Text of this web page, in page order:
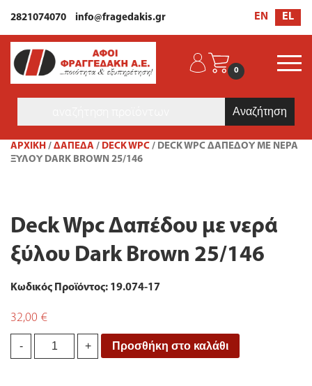
2821074070 info@fragedakis.gr EN EL
0
ΑΡΧΙΚΉ / ΔΑΠΕΔΑ / DECK WPC / DECK WPC ΔΑΠΈΔΟΥ ΜΕ ΝΕΡΆ
ΞΎΛΟΥ DARK BROWN 25/146
Deck Wpc Δαπέδου με νερά
ξύλου Dark Brown 25/146
Κωδικός Προϊόντος: 19.074-17
32,00 €
-
Deck
+ Προσθήκη στο καλάθι